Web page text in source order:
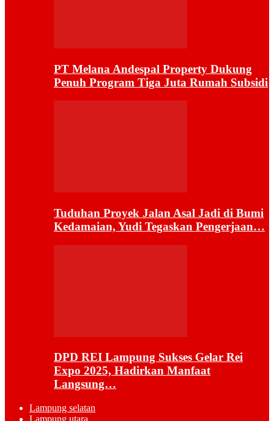
PT Melana Andespal Property Dukung
Penuh Program Tiga Juta Rumah Subsidi
Tuduhan Proyek Jalan Asal Jadi di Bumi
Kedamaian, Yudi Tegaskan Pengerjaan…
DPD REI Lampung Sukses Gelar Rei
Expo 2025, Hadirkan Manfaat
Langsung…
Lampung selatan